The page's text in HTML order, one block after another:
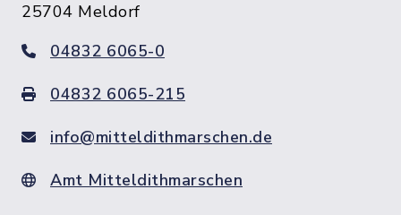
25704 Meldorf
04832 6065-0
04832 6065-215
info@mitteldithmarschen.de
Amt Mitteldithmarschen